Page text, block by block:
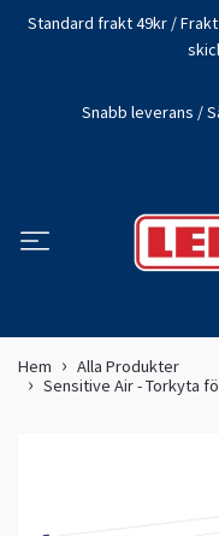
Standard frakt 49kr /
Snabb leverans /
Hem
Alla Produkter
Sensitive Air - Torkyta